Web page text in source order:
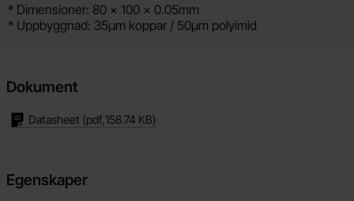
* Dimensioner: 80 x 100 x 0.05mm
* Uppbyggnad: 35µm koppar / 50µm polyimid
Dokument
Datasheet (pdf,158.74 KB)
Egenskaper